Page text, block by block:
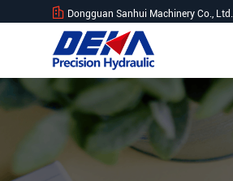
Dongguan Sanhui Machinery Co., Ltd.